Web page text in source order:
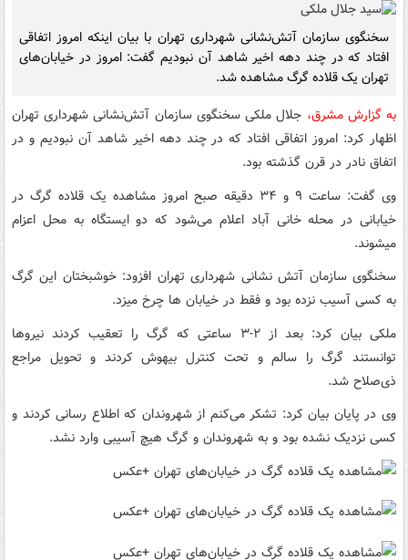
سخنگوی سازمان آتش‌نشانی شهرداری تهران با بیان اینکه امروز اتفاقی
افتاد که در چند دهه اخیر شاهد آن نبودیم گفت: امروز در خیابان‌های
تهران یک قلاده گرگ مشاهده شد.
به گزارش مشرق، جلال ملکی سخنگوی سازمان آتش‌نشانی شهرداری تهران
اظهار کرد: امروز اتفاقی افتاد که در چند دهه اخیر شاهد آن نبودیم و در
اتفاق نادر در قرن گذشته بود.
وی گفت: ساعت ۹ و ۳۴ دقیقه صبح امروز مشاهده یک قلاده گرگ در
خیابانی در محله خانی آباد اعلام می‌شود که دو ایستگاه به محل اعزام
میشوند.
سخنگوی سازمان آتش نشانی شهرداری تهران افزود: خوشبختان این گرگ
به کسی آسیب نزده بود و فقط در خیابان ها چرخ میزد.
ملکی بیان کرد: بعد از ۲-۳ ساعتی که گرگ را تعقیب کردند نیروها
توانستند گرگ را سالم و تحت کنترل بیهوش کردند و تحویل مراجع
ذی‌صلاح شد.
وی در پایان بیان کرد: تشکر می‌کنم از شهروندان که اطلاع رسانی کردند و
کسی نزدیک نشده بود و به شهروندان و گرگ هیچ آسیبی وارد نشد.